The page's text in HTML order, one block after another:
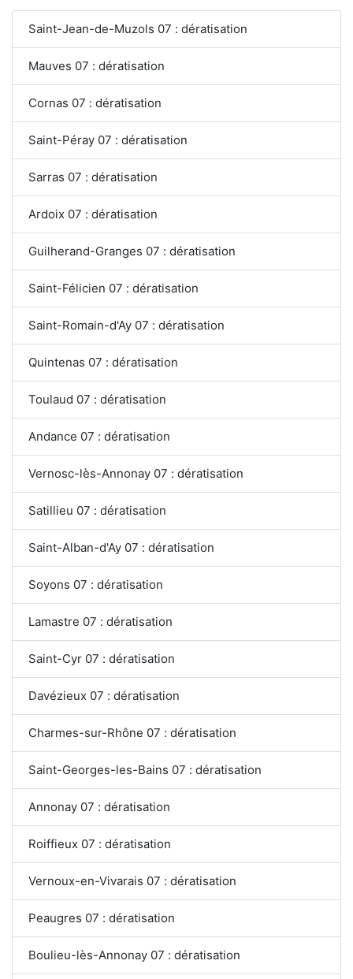
Saint-Jean-de-Muzols 07 : dératisation
Mauves 07 : dératisation
Cornas 07 : dératisation
Saint-Péray 07 : dératisation
Sarras 07 : dératisation
Ardoix 07 : dératisation
Guilherand-Granges 07 : dératisation
Saint-Félicien 07 : dératisation
Saint-Romain-d'Ay 07 : dératisation
Quintenas 07 : dératisation
Toulaud 07 : dératisation
Andance 07 : dératisation
Vernosc-lès-Annonay 07 : dératisation
Satillieu 07 : dératisation
Saint-Alban-d'Ay 07 : dératisation
Soyons 07 : dératisation
Lamastre 07 : dératisation
Saint-Cyr 07 : dératisation
Davézieux 07 : dératisation
Charmes-sur-Rhône 07 : dératisation
Saint-Georges-les-Bains 07 : dératisation
Annonay 07 : dératisation
Roiffieux 07 : dératisation
Vernoux-en-Vivarais 07 : dératisation
Peaugres 07 : dératisation
Boulieu-lès-Annonay 07 : dératisation